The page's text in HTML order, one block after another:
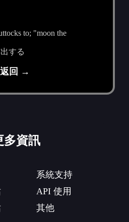
to; "moon the
する
返回 →
多資訊
系統支持
API 使用
其他